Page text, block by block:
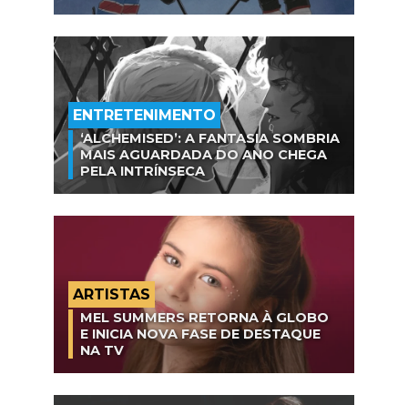
ENTRETENIMENTO
‘ALCHEMISED’: A FANTASIA SOMBRIA
MAIS AGUARDADA DO ANO CHEGA
PELA INTRÍNSECA
ARTISTAS
MEL SUMMERS RETORNA À GLOBO
E INICIA NOVA FASE DE DESTAQUE
NA TV